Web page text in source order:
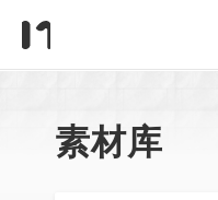
素材库